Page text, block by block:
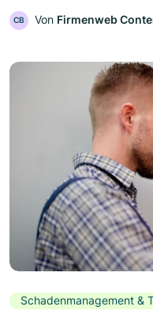
CB Von Firmenweb
Schadenmanagement &